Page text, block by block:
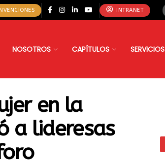
INTRANET
NOSOTROS CAPÍTULOS SERVICIOS
en la
a lideresas